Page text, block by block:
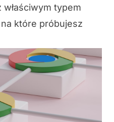
typem
które próbujesz